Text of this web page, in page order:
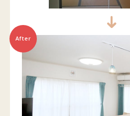
After